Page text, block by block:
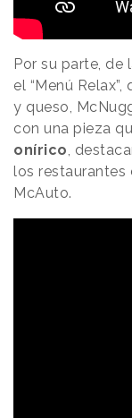
Por su parte, de
el “Menú
y queso,
con una pieza
onírico,
los
McAuto.